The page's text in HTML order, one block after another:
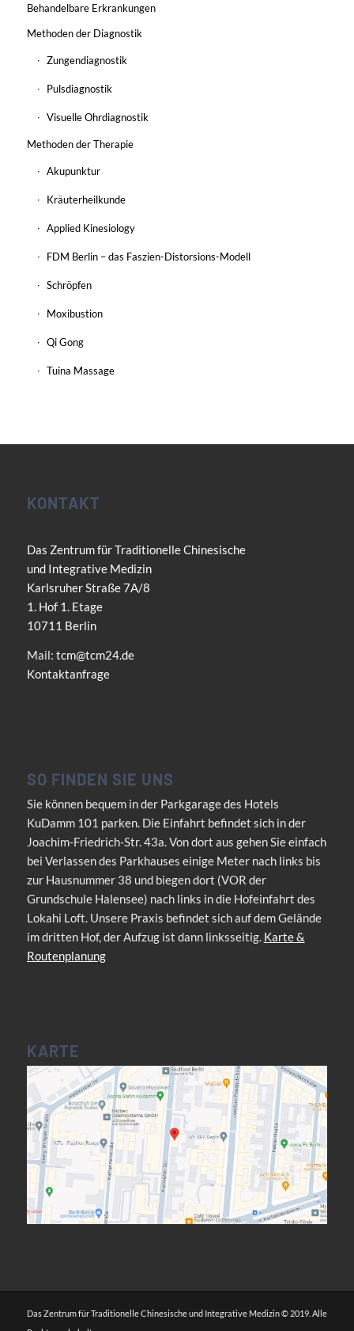
Behandelbare Erkrankungen
Methoden der Diagnostik
Zungendiagnostik
Pulsdiagnostik
Visuelle Ohrdiagnostik
Methoden der Therapie
Akupunktur
Kräuterheilkunde
Applied Kinesiology
FDM Berlin – das Faszien-Distorsions-Modell
Schröpfen
Moxibustion
Qi Gong
Tuina Massage
KONTAKT
Das Zentrum für Traditionelle Chinesische
und Integrative Medizin
Karlsruher Straße 7A/8
1. Hof 1. Etage
10711 Berlin
Mail: tcm@tcm24.de
Kontaktanfrage
SO FINDEN SIE UNS
Sie können bequem in der Parkgarage des Hotels
KuDamm 101 parken. Die Einfahrt befindet sich in der
Joachim-Friedrich-Str. 43a. Von dort aus gehen Sie einfach
bei Verlassen des Parkhauses einige Meter nach links bis
zur Hausnummer 38 und biegen dort (VOR der
Grundschule Halensee) nach links in die Hofeinfahrt des
Lokahi Loft. Unsere Praxis befindet sich auf dem Gelände
im dritten Hof, der Aufzug ist dann linksseitig. Karte &
Routenplanung
KARTE
Das Zentrum für Traditionelle Chinesische und Integrative Medizin © 2019. Alle